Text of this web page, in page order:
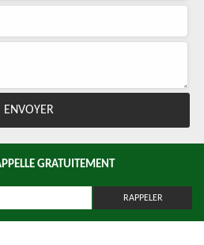
GRATUITEMENT